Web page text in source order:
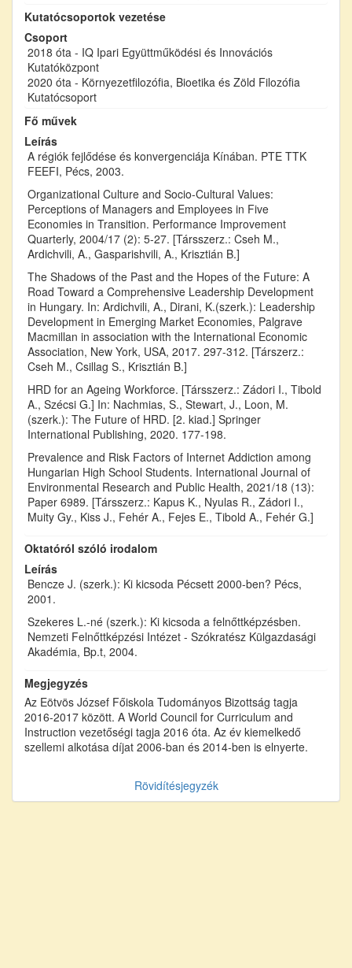
Kutatócsoportok vezetése
Csoport
2018 óta - IQ Ipari Együttműködési és Innovációs
Kutatóközpont
2020 óta - Környezetfilozófia, Bioetika és Zöld Filozófia
Kutatócsoport
Fő művek
Leírás
A régiók fejlődése és konvergenciája Kínában. PTE TTK
FEEFI, Pécs, 2003.
Organizational Culture and Socio-Cultural Values:
Perceptions of Managers and Employees in Five
Economies in Transition. Performance Improvement
Quarterly, 2004/17 (2): 5-27. [Társszerz.: Cseh M.,
Ardichvili, A., Gasparishvili, A., Krisztián B.]
The Shadows of the Past and the Hopes of the Future: A
Road Toward a Comprehensive Leadership Development
in Hungary. In: Ardichvili, A., Dirani, K.(szerk.): Leadership
Development in Emerging Market Economies, Palgrave
Macmillan in association with the International Economic
Association, New York, USA, 2017. 297-312. [Társzerz.:
Cseh M., Csillag S., Krisztián B.]
HRD for an Ageing Workforce. [Társszerz.: Zádori I., Tibold
A., Szécsi G.] In: Nachmias, S., Stewart, J., Loon, M.
(szerk.): The Future of HRD. [2. kiad.] Springer
International Publishing, 2020. 177-198.
Prevalence and Risk Factors of Internet Addiction among
Hungarian High School Students. International Journal of
Environmental Research and Public Health, 2021/18 (13):
Paper 6989. [Társszerz.: Kapus K., Nyulas R., Zádori I.,
Muity Gy., Kiss J., Fehér A., Fejes E., Tibold A., Fehér G.]
Oktatóról szóló irodalom
Leírás
Bencze J. (szerk.): Ki kicsoda Pécsett 2000-ben? Pécs,
2001.
Szekeres L.-né (szerk.): Ki kicsoda a felnőttképzésben.
Nemzeti Felnőttképzési Intézet - Szókratész Külgazdasági
Akadémia, Bp.t, 2004.
Megjegyzés
Az Eötvös József Főiskola Tudományos Bizottság tagja
2016-2017 között. A World Council for Curriculum and
Instruction vezetőségi tagja 2016 óta. Az év kiemelkedő
szellemi alkotása díjat 2006-ban és 2014-ben is elnyerte.
Rövidítésjegyzék